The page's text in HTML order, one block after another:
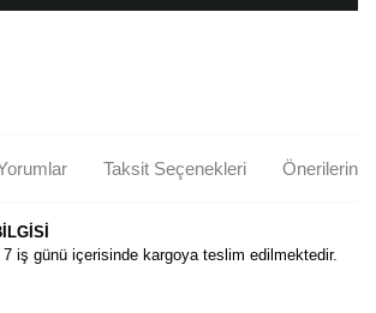
Taksit Seçenekleri Önerileriniz
iş günü içerisinde kargoya teslim edilmektedir.